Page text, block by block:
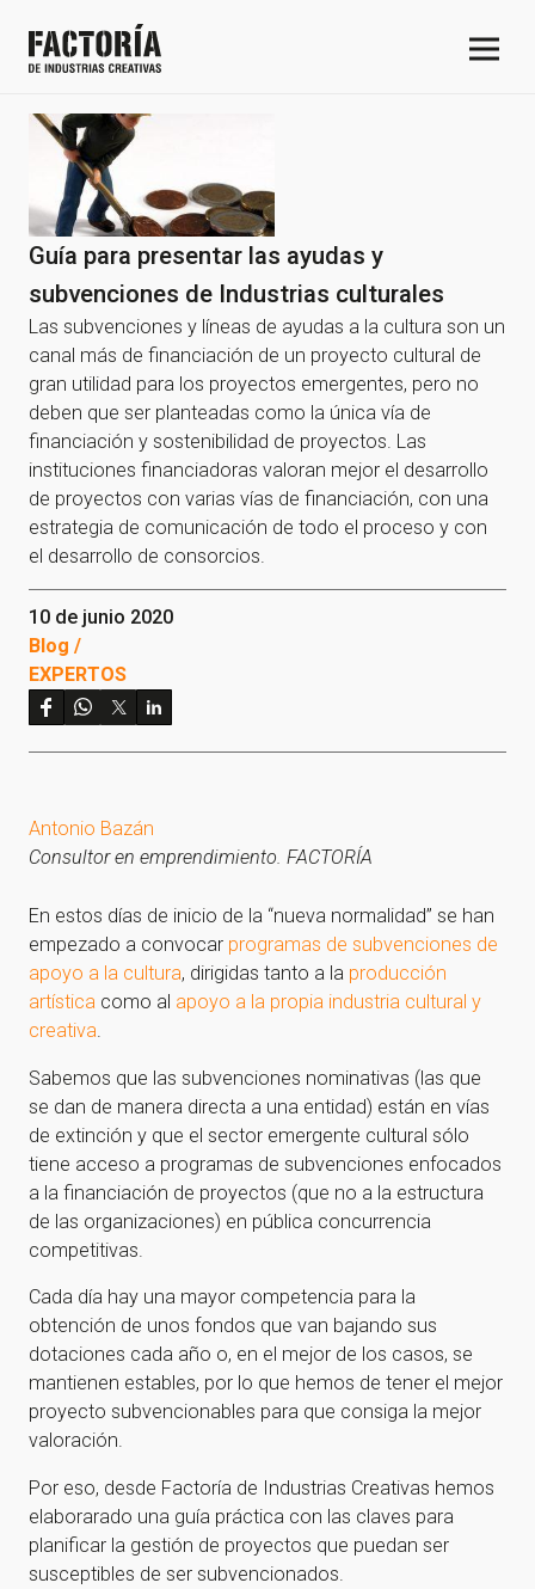
Guía para presentar las ayudas y
subvenciones de Industrias culturales
Las subvenciones y líneas de ayudas a la cultura son un
canal más de financiación de un proyecto cultural de
gran utilidad para los proyectos emergentes, pero no
deben que ser planteadas como la única vía de
financiación y sostenibilidad de proyectos. Las
instituciones financiadoras valoran mejor el desarrollo
de proyectos con varias vías de financiación, con una
estrategia de comunicación de todo el proceso y con
el desarrollo de consorcios.
10 de junio 2020
Blog /
EXPERTOS
Antonio Bazán
Consultor en emprendimiento. FACTORÍA
En estos días de inicio de la “nueva normalidad” se han
empezado a convocar programas de subvenciones de
apoyo a la cultura, dirigidas tanto a la producción
artística como al apoyo a la propia industria cultural y
creativa.
Sabemos que las subvenciones nominativas (las que
se dan de manera directa a una entidad) están en vías
de extinción y que el sector emergente cultural sólo
tiene acceso a programas de subvenciones enfocados
a la financiación de proyectos (que no a la estructura
de las organizaciones) en pública concurrencia
competitivas.
Cada día hay una mayor competencia para la
obtención de unos fondos que van bajando sus
dotaciones cada año o, en el mejor de los casos, se
mantienen estables, por lo que hemos de tener el mejor
proyecto subvencionables para que consiga la mejor
valoración.
Por eso, desde Factoría de Industrias Creativas hemos
elaborarado una guía práctica con las claves para
planificar la gestión de proyectos que puedan ser
susceptibles de ser subvencionados.